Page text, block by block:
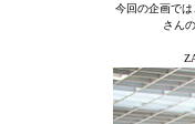
今回の企画で
さん